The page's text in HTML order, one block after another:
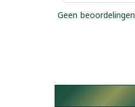
Geen beoordelingen